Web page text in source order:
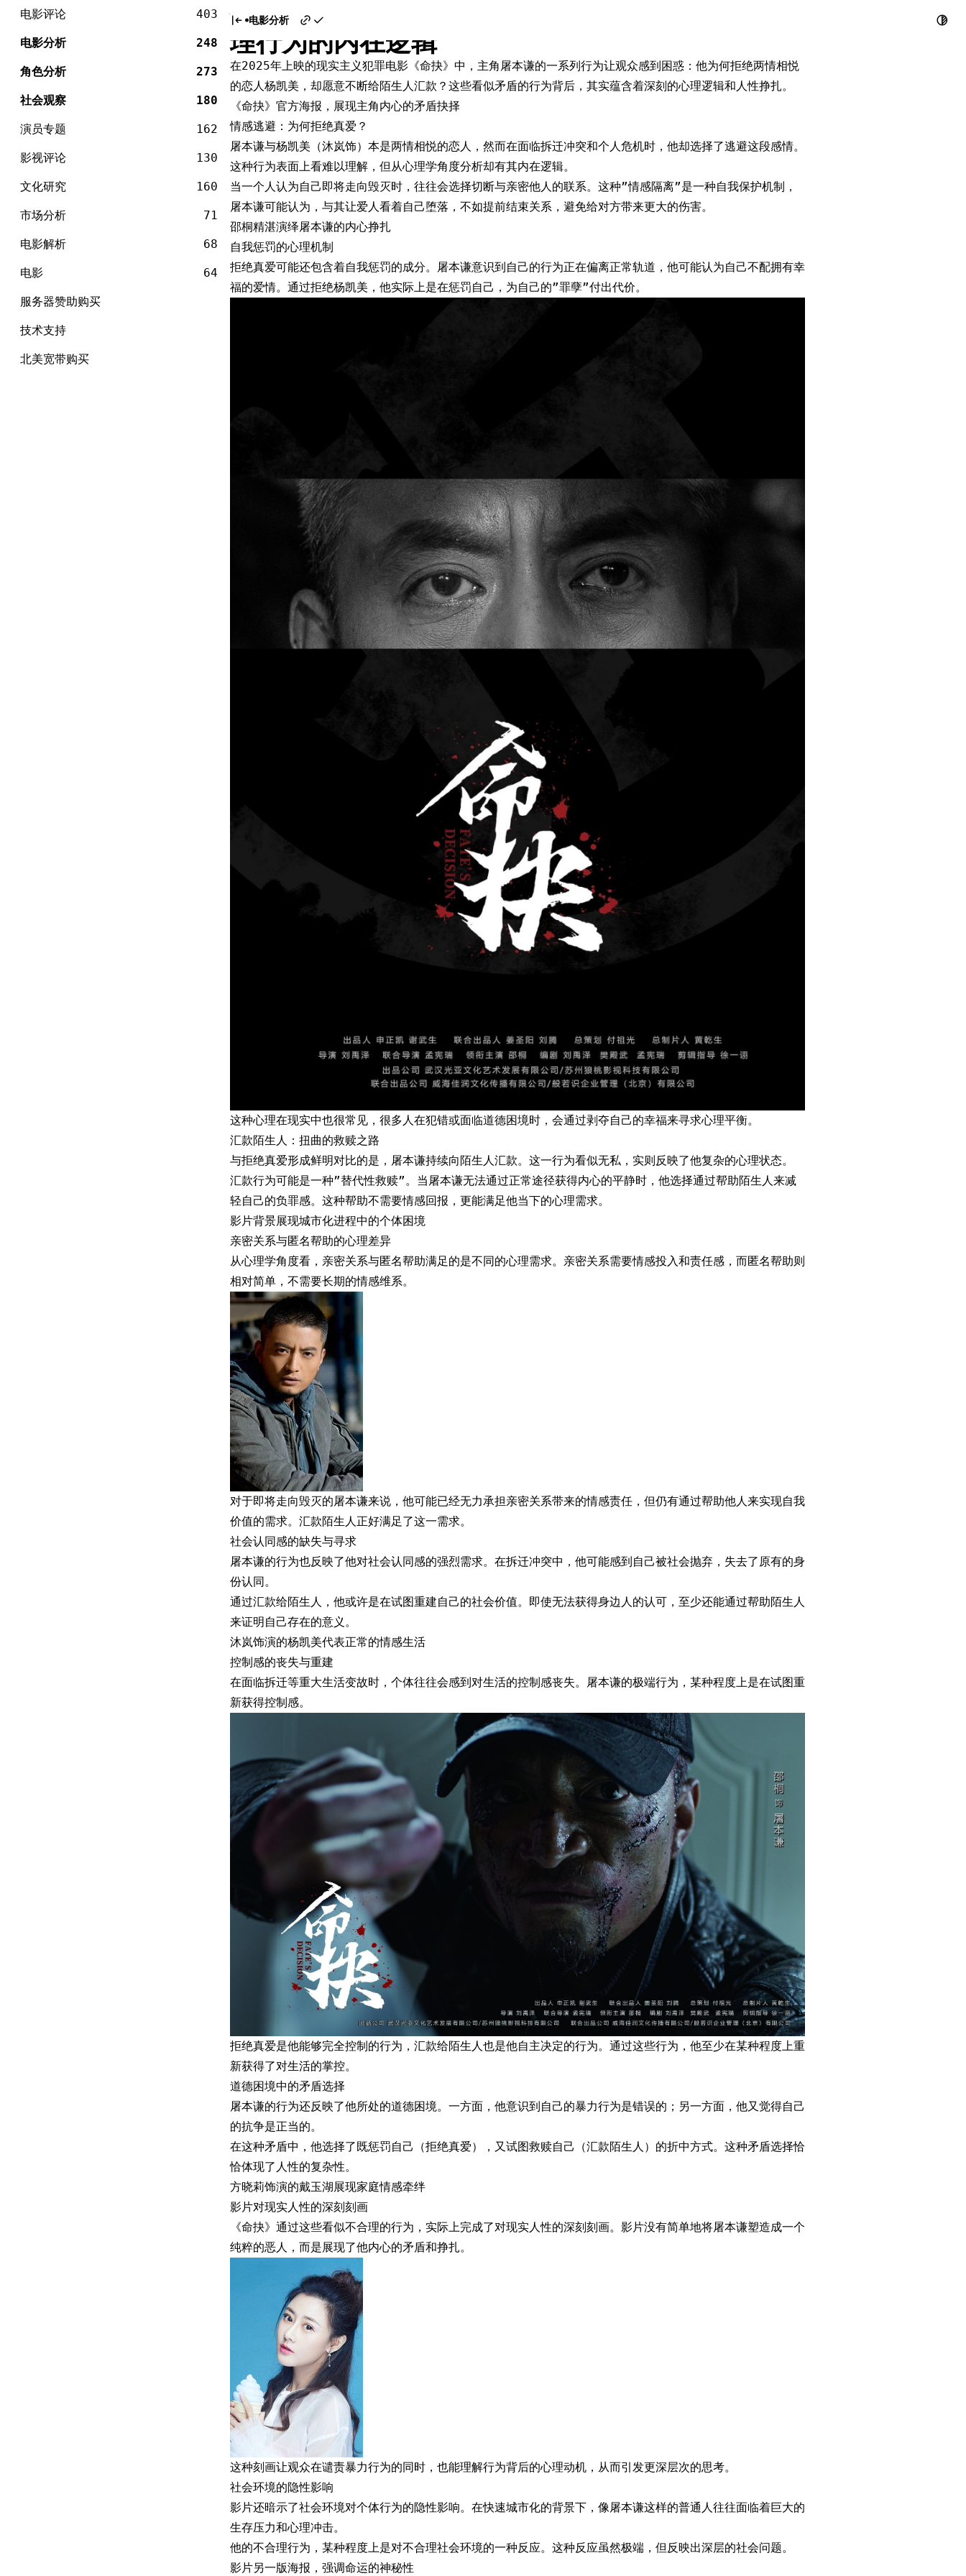
Skip
content
电影评论 403
电影分析 248
角色分析 273
社会观察 180
演员专题 162
影视评论 130
文化研究 160
市场分析 71
电影解析 68
电影 64
服务器赞助购买
技术支持
北美宽带购买
电影分析
拒绝真爱，汇款陌生人？《命抉》中那些看似不合
理行为的内在逻辑
在2025年上映的现实主义犯罪电影《命抉》中，主角屠本谦的一系列行为让观众感到困惑：他为何拒绝两情相悦
的恋人杨凯美，却愿意不断给陌生人汇款？这些看似矛盾的行为背后，其实蕴含着深刻的心理逻辑和人性挣扎。
《命抉》官方海报，展现主角内心的矛盾抉择
情感逃避：为何拒绝真爱？
屠本谦与杨凯美（沐岚饰）本是两情相悦的恋人，然而在面临拆迁冲突和个人危机时，他却选择了逃避这段感情。
这种行为表面上看难以理解，但从心理学角度分析却有其内在逻辑。
当一个人认为自己即将走向毁灭时，往往会选择切断与亲密他人的联系。这种”情感隔离”是一种自我保护机制，
屠本谦可能认为，与其让爱人看着自己堕落，不如提前结束关系，避免给对方带来更大的伤害。
邵桐精湛演绎屠本谦的内心挣扎
自我惩罚的心理机制
拒绝真爱可能还包含着自我惩罚的成分。屠本谦意识到自己的行为正在偏离正常轨道，他可能认为自己不配拥有幸
福的爱情。通过拒绝杨凯美，他实际上是在惩罚自己，为自己的”罪孽”付出代价。
这种心理在现实中也很常见，很多人在犯错或面临道德困境时，会通过剥夺自己的幸福来寻求心理平衡。
汇款陌生人：扭曲的救赎之路
与拒绝真爱形成鲜明对比的是，屠本谦持续向陌生人汇款。这一行为看似无私，实则反映了他复杂的心理状态。
汇款行为可能是一种”替代性救赎”。当屠本谦无法通过正常途径获得内心的平静时，他选择通过帮助陌生人来减
轻自己的负罪感。这种帮助不需要情感回报，更能满足他当下的心理需求。
影片背景展现城市化进程中的个体困境
亲密关系与匿名帮助的心理差异
从心理学角度看，亲密关系与匿名帮助满足的是不同的心理需求。亲密关系需要情感投入和责任感，而匿名帮助则
相对简单，不需要长期的情感维系。
对于即将走向毁灭的屠本谦来说，他可能已经无力承担亲密关系带来的情感责任，但仍有通过帮助他人来实现自我
价值的需求。汇款陌生人正好满足了这一需求。
社会认同感的缺失与寻求
屠本谦的行为也反映了他对社会认同感的强烈需求。在拆迁冲突中，他可能感到自己被社会抛弃，失去了原有的身
份认同。
通过汇款给陌生人，他或许是在试图重建自己的社会价值。即使无法获得身边人的认可，至少还能通过帮助陌生人
来证明自己存在的意义。
沐岚饰演的杨凯美代表正常的情感生活
控制感的丧失与重建
在面临拆迁等重大生活变故时，个体往往会感到对生活的控制感丧失。屠本谦的极端行为，某种程度上是在试图重
新获得控制感。
拒绝真爱是他能够完全控制的行为，汇款给陌生人也是他自主决定的行为。通过这些行为，他至少在某种程度上重
新获得了对生活的掌控。
道德困境中的矛盾选择
屠本谦的行为还反映了他所处的道德困境。一方面，他意识到自己的暴力行为是错误的；另一方面，他又觉得自己
的抗争是正当的。
在这种矛盾中，他选择了既惩罚自己（拒绝真爱），又试图救赎自己（汇款陌生人）的折中方式。这种矛盾选择恰
恰体现了人性的复杂性。
方晓莉饰演的戴玉湖展现家庭情感牵绊
影片对现实人性的深刻刻画
《命抉》通过这些看似不合理的行为，实际上完成了对现实人性的深刻刻画。影片没有简单地将屠本谦塑造成一个
纯粹的恶人，而是展现了他内心的矛盾和挣扎。
这种刻画让观众在谴责暴力行为的同时，也能理解行为背后的心理动机，从而引发更深层次的思考。
社会环境的隐性影响
影片还暗示了社会环境对个体行为的隐性影响。在快速城市化的背景下，像屠本谦这样的普通人往往面临着巨大的
生存压力和心理冲击。
他的不合理行为，某种程度上是对不合理社会环境的一种反应。这种反应虽然极端，但反映出深层的社会问题。
影片另一版海报，强调命运的神秘性